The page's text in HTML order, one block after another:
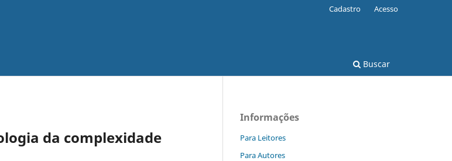
Buscar
Cadastro Acesso
da complexidade
Informações
Para Leitores
Para Autores